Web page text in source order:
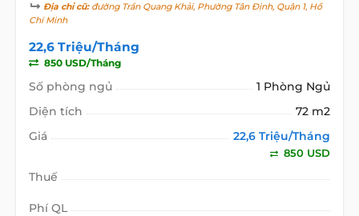
Địa chỉ cũ:đường Trần Quang Khải, Phường Tân Định, Quận 1, Hồ
Chí Minh
22,6 Triệu/Tháng
850 USD/Tháng
Số phòng ngủ
1 Phòng Ngủ
Diện tích
72 m2
Giá
22,6 Triệu/Tháng
850 USD
Thuế
Phí QL